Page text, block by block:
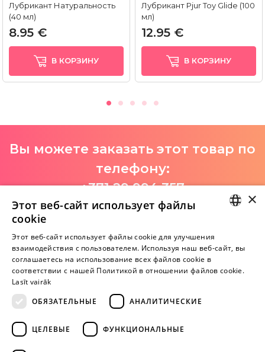
Лубрикант Натуральность
(40 мл)
8.95 €
В КОРЗИНУ
Лубрикант Pjur Toy Glide (100
мл)
12.95 €
В КОРЗИНУ
Вы можете заказать этот товар по
телефону:
+371 29 994 357
I-V 9:00-18:00
Пока нет отзывов
Будь первым!
Внимание! Yesyes.lv содержит откровенную сексуальную
информацию и изо.
RUSSIAN
×
Этот веб-сайт использует файлы
cookie
Этот веб-сайт использует файлы cookie для улучшения
взаимодействия с пользователем. Используя наш веб-сайт, вы
соглашаетесь на использование всех файлов cookie в
соответствии с нашей Политикой в ​​отношении файлов cookie.
Lasīt vairāk
ОБЯЗАТЕЛЬНЫЕ
АНАЛИТИЧЕСКИЕ
ЦЕЛЕВЫЕ ФУНКЦИОНАЛЬНЫЕ